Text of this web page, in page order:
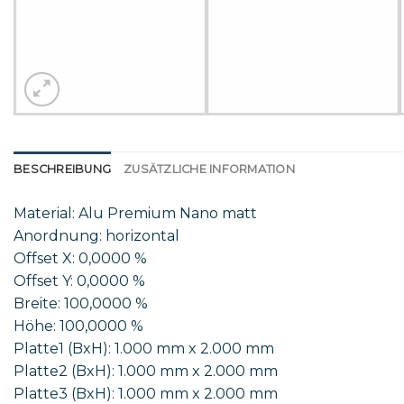
BESCHREIBUNG ZUSÄTZLICHE INFORMATION
Material: Alu Premium Nano matt
Anordnung: horizontal
Offset X: 0,0000 %
Offset Y: 0,0000 %
Breite: 100,0000 %
Höhe: 100,0000 %
Platte1 (BxH): 1.000 mm x 2.000 mm
Platte2 (BxH): 1.000 mm x 2.000 mm
Platte3 (BxH): 1.000 mm x 2.000 mm